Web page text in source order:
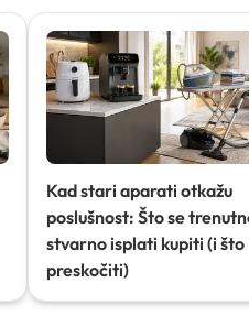
Kad stari aparati otkažu
poslušnost: Što se
stvarno isplati kupiti (i što
preskočiti)